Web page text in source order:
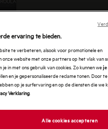
ervaring te bieden.
te verbeteren, alsook voor promotionele en
website met onze partners op het vlak van
in met ons gebruik van cookies. Zo kunnen we
en je gepersonaliseerde reclame tonen. Door
op je surfervaring en op de diensten die we
Verklaring.
Alle cookies accepteren